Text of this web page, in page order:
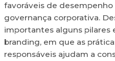
favoráveis de
governança corporativa.
importantes alguns pilares
branding, em que as
responsáveis ajudam a